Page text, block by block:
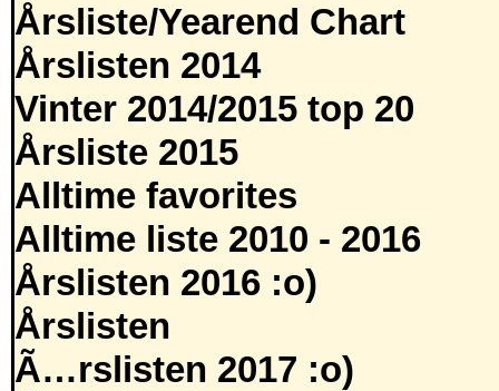
Årsliste/Yearend Chart
Årslisten 2014
Vinter 2014/2015 top 20
Årsliste 2015
Alltime favorites
Alltime liste 2010 - 2016
Årslisten 2016 :o)
Årslisten
Ã…rslisten 2017 :o)